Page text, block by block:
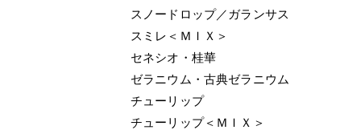
スノードロップ／ガランサス
スミレ＜ＭＩＸ＞
セネシオ・桂華
ゼラニウム・古典ゼラニウム
チューリップ
チューリップ＜ＭＩＸ＞